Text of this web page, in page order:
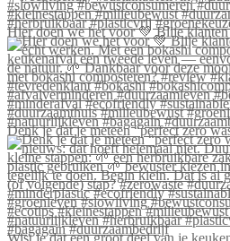
Hier doen we het voor 💚 Blije klanten
Denk je dat je meteen “perfect zero